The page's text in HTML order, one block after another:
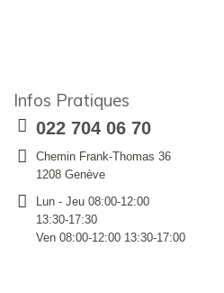
Infos Pratiques
022 704 06 70
Chemin Frank-Thomas 36
1208 Genève
Lun - Jeu 08:00-12:00
13:30-17:30
Ven 08:00-12:00 13:30-17:00